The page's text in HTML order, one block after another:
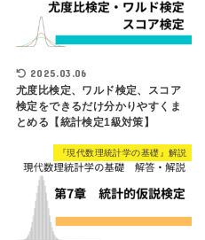
2025.03.06
尤度比検定、ワルド検定、スコア
検定をできるだけ分かりやすくま
とめる【統計検定1級対策】
『現代数理統計学の基礎』解説